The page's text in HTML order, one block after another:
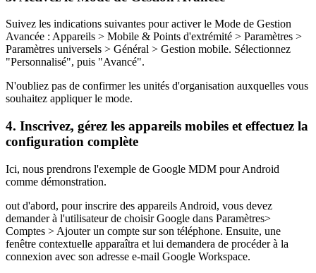
Suivez les indications suivantes pour activer le Mode de Gestion
Avancée : Appareils > Mobile & Points d'extrémité > Paramètres >
Paramètres universels > Général > Gestion mobile. Sélectionnez
"Personnalisé", puis "Avancé".
N'oubliez pas de confirmer les unités d'organisation auxquelles vous
souhaitez appliquer le mode.
4. Inscrivez, gérez les appareils mobiles et effectuez la
configuration complète
Ici, nous prendrons l'exemple de Google MDM pour Android
comme démonstration.
out d'abord, pour inscrire des appareils Android, vous devez
demander à l'utilisateur de choisir Google dans Paramètres>
Comptes > Ajouter un compte sur son téléphone. Ensuite, une
fenêtre contextuelle apparaîtra et lui demandera de procéder à la
connexion avec son adresse e-mail Google Workspace.